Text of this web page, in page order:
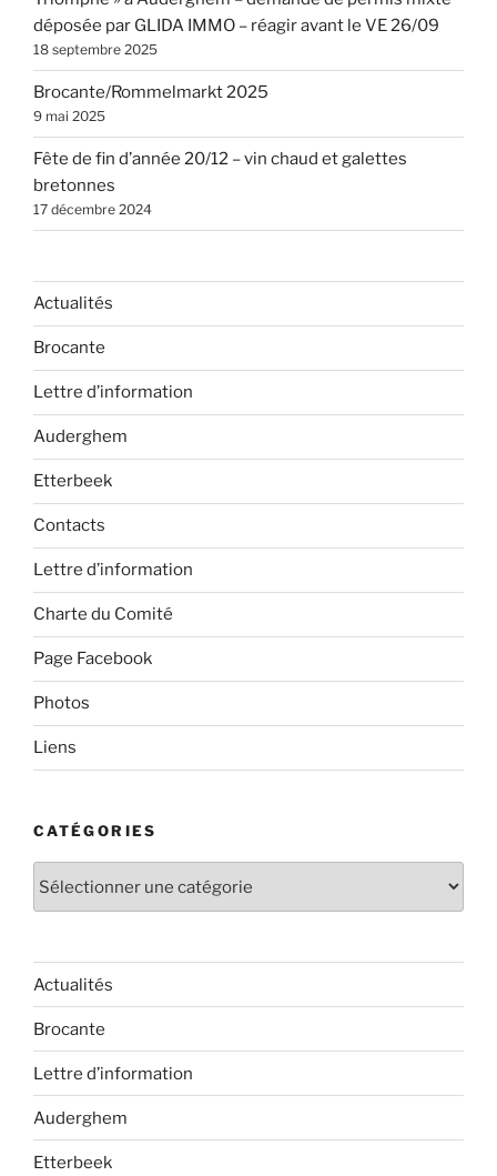
déposée par GLIDA IMMO – réagir avant le VE 26/09
18 septembre 2025
Brocante/Rommelmarkt 2025
9 mai 2025
Fête de fin d’année 20/12 – vin chaud et galettes
bretonnes
17 décembre 2024
Actualités
Brocante
Lettre d’information
Auderghem
Etterbeek
Contacts
Lettre d’information
Charte du Comité
Page Facebook
Photos
Liens
CATÉGORIES
Actualités
Brocante
Lettre d’information
Auderghem
Etterbeek